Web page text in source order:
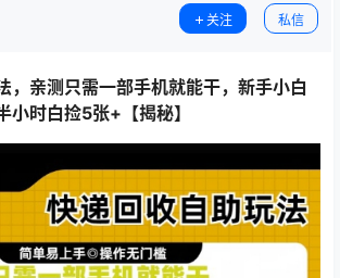
关注 私信
，亲测只需一部手机就能干，新手小白
小时白捡5张+【揭秘】